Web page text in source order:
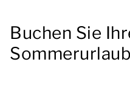
Buchen Sie